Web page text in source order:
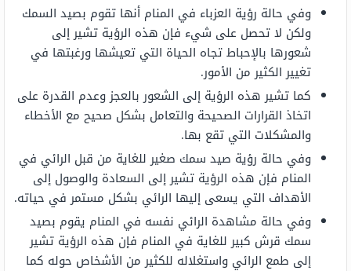
وفي حالة رؤية العزباء في المنام أنها تقوم بصيد السمك
ولكن لا تحصل على شيء فإن هذه الرؤية تشير إلى
شعورها بالإحباط تجاه الحياة التي تعيشها ورغبتها في
تغيير الكثير من الأمور.
كما تشير هذه الرؤية إلى الشعور بالعجز وعدم القدرة على
اتخاذ القرارات الصحيحة والتعامل بشكل صحيح مع الأخطاء
والمشكلات التي تقع بها.
وفي حالة رؤية صيد سمك صغير للغاية من قبل الرائي في
المنام فإن هذه الرؤية تشير إلى السعادة والوصول إلى
الأهداف التي يسعى إليها الرائي بشكل مستمر في حياته.
وفي حالة مشاهدة الرائي نفسه في المنام يقوم بصيد
سمك قرش كبير للغاية في المنام فإن هذه الرؤية تشير
إلى طمع الرائي واستغلاله للكثير من الأشخاص حوله كما